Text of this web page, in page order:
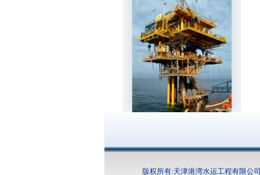
版权所有:天津港湾水运工程有限公司